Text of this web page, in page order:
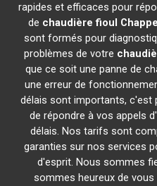
rapides et efficaces pour
de chaudière fioul
sont formés pour
problèmes de votre
que ce soit une panne de
une erreur de
délais sont importants, c'est
de répondre à vos appels
délais. Nos tarifs sont
garanties sur nos services
d'esprit. Nous sommes
sommes heureux de